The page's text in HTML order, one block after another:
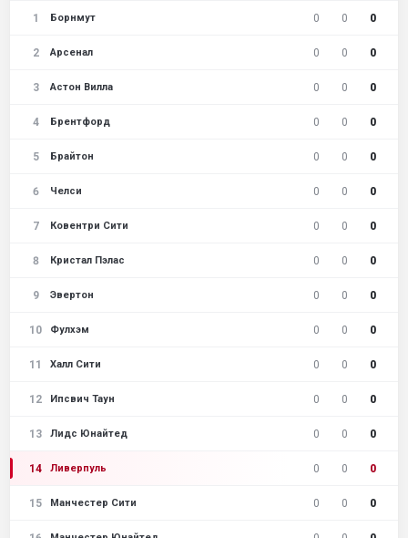
1 Борнмут 0 0 0
2 Арсенал 0 0 0
3 Астон Вилла 0 0 0
4 Брентфорд 0 0 0
5 Брайтон 0 0 0
6 Челси 0 0 0
7 Ковентри Сити 0 0 0
8 Кристал Пэлас 0 0 0
9 Эвертон 0 0 0
10 Фулхэм 0 0 0
11 Халл Сити 0 0 0
12 Ипсвич Таун 0 0 0
13 Лидс Юнайтед 0 0 0
14 Ливерпуль 0 0 0
15 Манчестер Сити 0 0 0